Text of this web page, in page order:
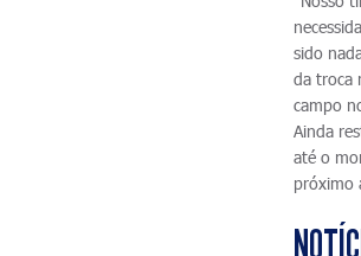
sido
da troca
campo
Ainda
até o
próximo